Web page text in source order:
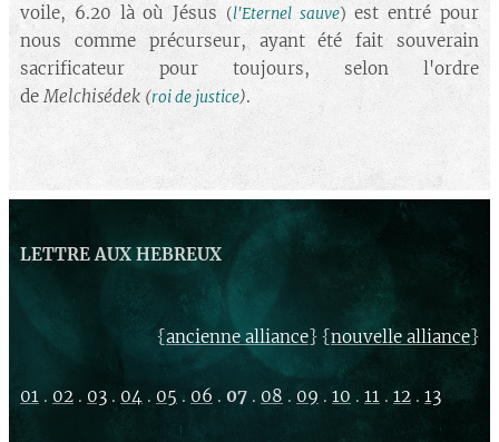
voile, 6.20 là où Jésus (l'Eternel sauve) est entré pour
nous comme précurseur, ayant été fait souverain
sacrificateur pour toujours, selon l'ordre
deMelchisédek (roi de justice).
LETTRE AUX HEBREUX
{ancienne alliance} {nouvelle alliance}
01 . 02 . 03 . 04 . 05 . 06 . 07 . 08 . 09.10 . 11 . 12 . 13